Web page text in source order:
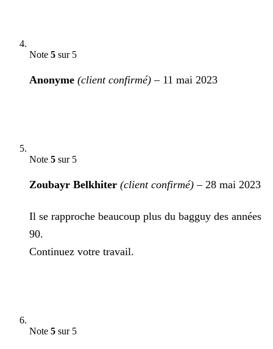
Note 5 sur 5
Anonyme (client confirmé) – 11 mai 2023
Note 5 sur 5
Zoubayr Belkhiter (client confirmé) – 28 mai 2023
Il se rapproche beaucoup plus du bagguy des années
90.
Continuez votre travail.
Note 5 sur 5